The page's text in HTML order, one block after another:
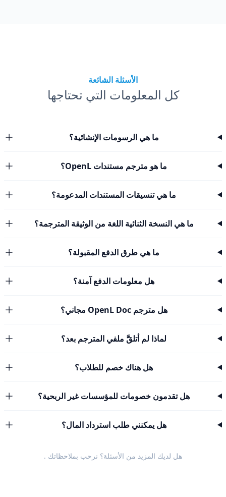
الأسئلة الشائعة
كل المعلومات التي تحتاجها
ما هي الرسومات الإنشائية؟
ما هو مترجم مستندات OpenL؟
ما هي تنسيقات المستندات المدعومة؟
ما هي النسخة الثنائية اللغة من الوثيقة المترجمة؟
ما هي طرق الدفع المقبولة؟
هل معلومات الدفع آمنة؟
هل مترجم OpenL Doc مجاني؟
لماذا لم أتلقَّ ملفي المترجم بعد؟
هل هناك خصم للطلاب؟
هل تقدمون خصومات للمؤسسات غير الربحية؟
هل يمكنني طلب استرداد المال؟
هل لديك المزيد من الأسئلة؟ نرحب بملاحظاتك .